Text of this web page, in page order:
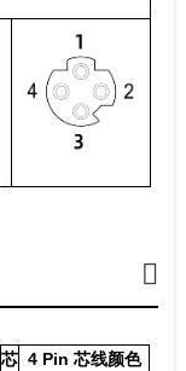
芯 4 Pin 芯线颜色